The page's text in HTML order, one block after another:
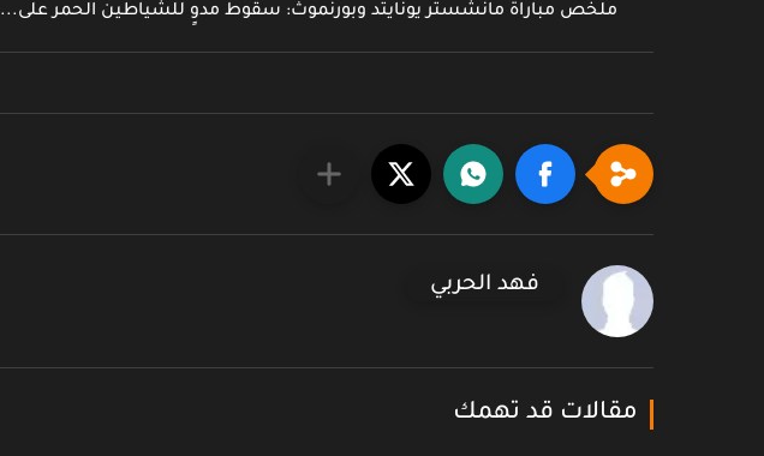
ملخص مباراة مانشستر يونايتد وبورنموث: سقوط مدوٍ للشياطين الحمر على...
فهد الحربي
مقالات قد تهمك